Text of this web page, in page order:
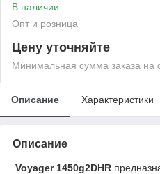
В наличии
Опт и розница
Цену уточняйте
Минимальная сумма заказа на
Описание Характеристики
Описание
Voyager 1450g2DHR